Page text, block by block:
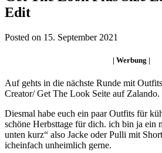
Edit
Posted on 15. September 2021
| Werbung |
Auf gehts in die nächste Runde mit
Creator/ Get The Look Seite auf Zalando.
Diesmal habe euch ein paar Outfits für
schöne Herbsttage für dich. ich bin ja ein
unten kurz“ also Jacke oder Pulli mit
icheinfach unheimlich gerne.